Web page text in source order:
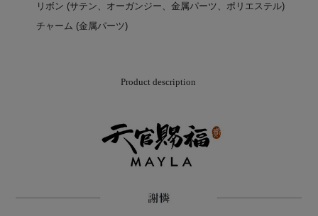
リボン (サテン、オーガンジー、金属パーツ、ポリエステル)
チャーム (金属パーツ)
Product description